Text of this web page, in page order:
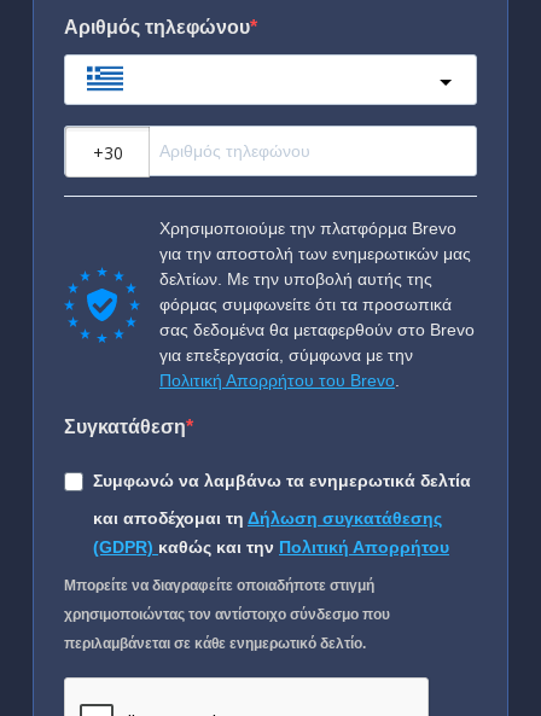
Αριθμός τηλεφώνου
Χρησιμοποιούμε την πλατφόρμα Brevo
για την αποστολή των ενημερωτικών μας
δελτίων. Με την υποβολή αυτής της
φόρμας συμφωνείτε ότι τα προσωπικά
σας δεδομένα θα μεταφερθούν στο Brevo
για επεξεργασία, σύμφωνα με την
Πολιτική Απορρήτου του Brevo
Συγκατάθεση
Συμφωνώ να λαμβάνω τα ενημερωτικά δελτία
και αποδέχομαι τη Δήλωση συγκατάθεσης
(GDPR) καθώς και την Πολιτική Απορρήτου
Μπορείτε να διαγραφείτε οποιαδήποτε στιγμή
χρησιμοποιώντας τον αντίστοιχο σύνδεσμο που
περιλαμβάνεται σε κάθε ενημερωτικό δελτίο.